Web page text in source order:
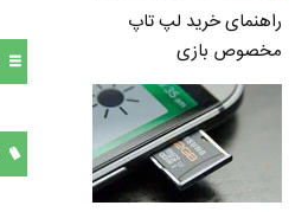
راهنمای خرید لپ تاپ
مخصوص بازی